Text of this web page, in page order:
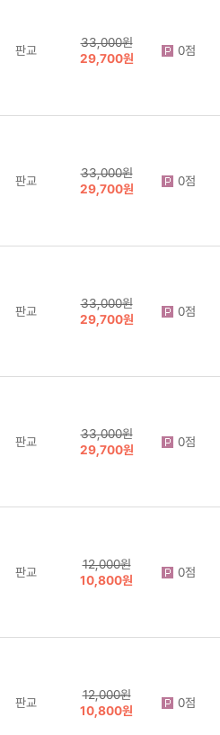
판교
33,000원
29,700원
0점
판교
33,000원
29,700원
0점
판교
33,000원
29,700원
0점
판교
33,000원
29,700원
0점
판교
12,000원
10,800원
0점
판교
12,000원
10,800원
0점